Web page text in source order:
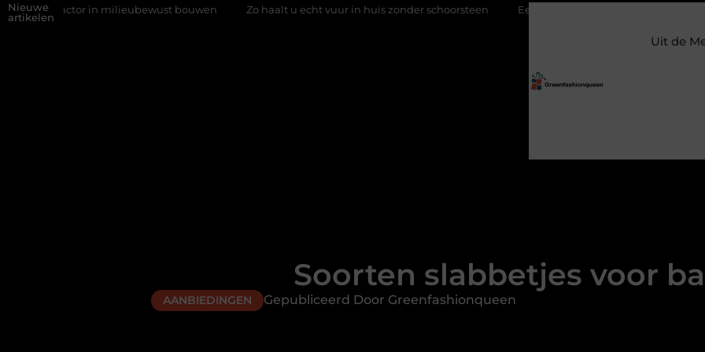
Nieuwe
artikelen
milieubewust bouwen Zo haalt u echt vuur in huis zonder schoorsteen Een flexibele bijbaan met verantwoordelijkheid
Uit de
Soorten slabbetjes voor
AANBIEDINGEN Gepubliceerd Door Greenfashionqueen